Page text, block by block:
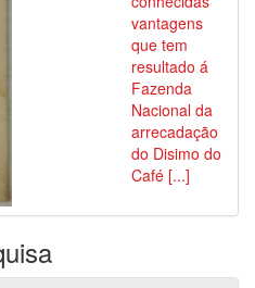
vantagens
que tem
resultado á
Fazenda
Nacional da
arrecadação
do Disimo do
Café [...]